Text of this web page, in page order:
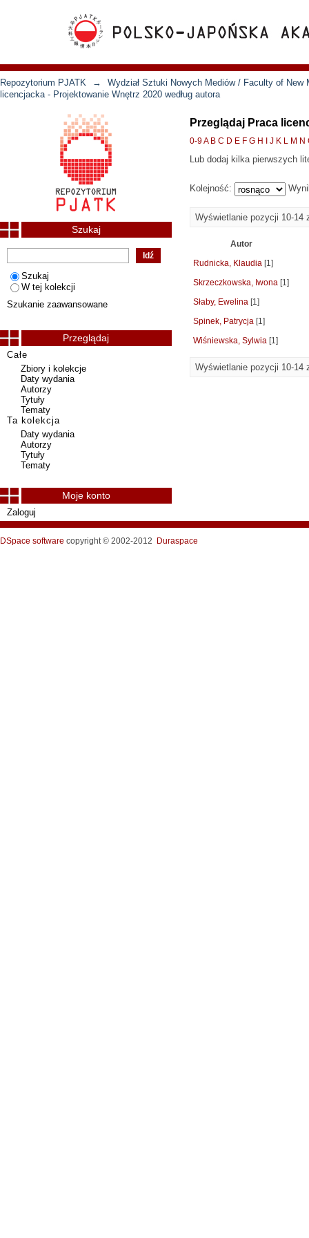
Repozytorium PJATK →
Wydział Sztuki Nowych Mediów / Faculty of New
licencjacka - Projektowanie Wnętrz 2020 według autora
Przeglądaj Praca
0-9A B C D E F G H J K L M N
Lub dodaj kilka pierwszych
Kolejność:
Wyświetlanie pozycji 10-14
Autor
Rudnicka, Klaudia [1]
Skrzeczkowska, Iwona [1]
Słaby, Ewelina [1]
Spinek, Patrycja [1]
Wiśniewska, Sylwia [1]
Wyświetlanie pozycji 10-14
Szukaj
Szukaj
W tej kolekcji
Szukanie zaawansowane
Przeglądaj
Całe
Zbiory i kolekcje
Daty wydania
Autorzy
Tytuły
Tematy
Ta kolekcja
Daty wydania
Autorzy
Tytuły
Tematy
Moje konto
Zaloguj
DSpace software copyright © 2002-2012 Duraspace